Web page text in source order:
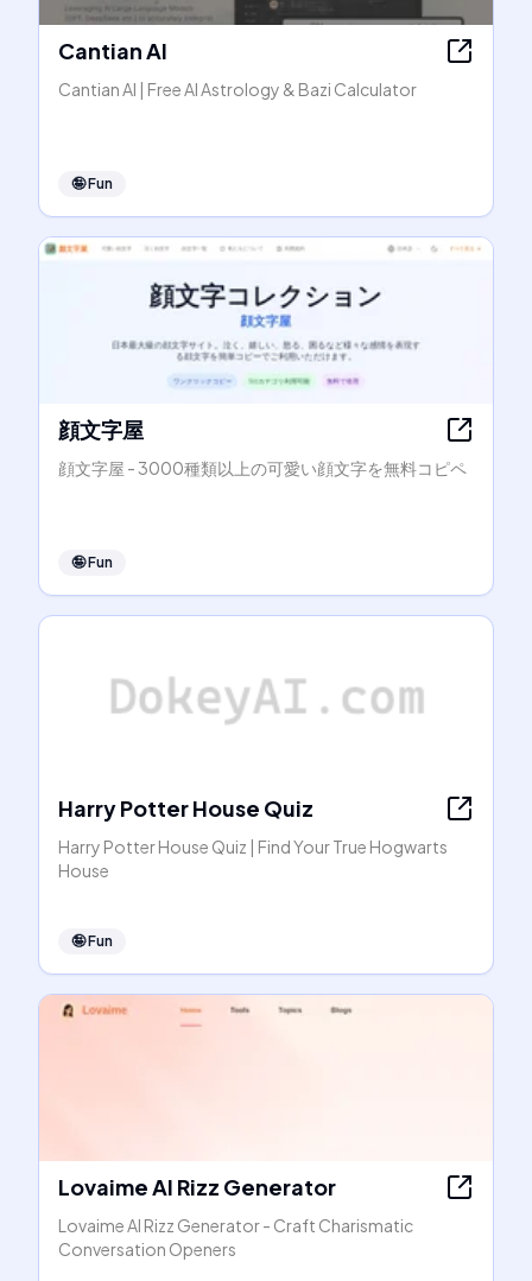
Cantian AI
Cantian AI | Free AI Astrology & Bazi Calculator
🤪Fun
顔文字屋
顔文字屋 - 3000種類以上の可愛い顔文字を無料コピペ
🤪Fun
Harry Potter House Quiz
Harry Potter House Quiz | Find Your True Hogwarts
House
🤪Fun
Lovaime AI Rizz Generator
Lovaime AI Rizz Generator - Craft Charismatic
Conversation Openers